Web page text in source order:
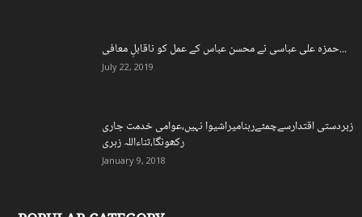
حمزہ علی عباسی نے محسن عباس کے عمل کو ناقابلِ معافی...
July 22, 2019
زبردستی اقتدارسےچمٹےرہنامیراشیوا نہیں،عوامی خدمت جاری
رکھونگا،ثناءاللہ زہری
January 9, 2018